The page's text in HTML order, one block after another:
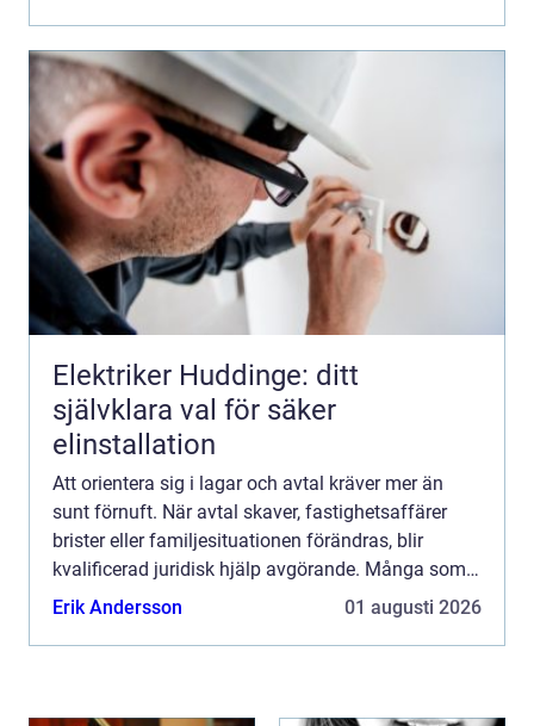
Elektriker Huddinge: ditt
självklara val för säker
elinstallation
Att orientera sig i lagar och avtal kräver mer än
sunt förnuft. När avtal skaver, fastighetsaffärer
brister eller familjesituationen förändras, blir
kvalificerad juridisk hjälp avgörande. Många som
s...
Erik Andersson 01 augusti 2026